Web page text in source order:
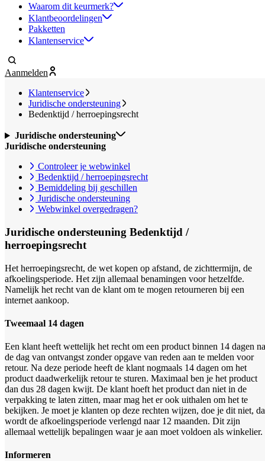
Waarom dit keurmerk?
Klantbeoordelingen
Pakketten
Klantenservice
Aanmelden
Klantenservice
Juridische ondersteuning
Bedenktijd / herroepingsrecht
Juridische ondersteuning
Juridische ondersteuning
Controleer je webwinkel
Bedenktijd / herroepingsrecht
Bemiddeling bij geschillen
Juridische ondersteuning
Webwinkel overgedragen?
Juridische ondersteuning Bedenktijd /
herroepingsrecht
Het herroepingsrecht, de wet kopen op afstand, de zichttermijn, de
afkoelingsperiode. Het zijn allemaal benamingen voor hetzelfde.
Namelijk het recht van de klant om te mogen retourneren bij een
internet aankoop.
Tweemaal 14 dagen
Een klant heeft wettelijk het recht om een product binnen 14 dagen na
de dag van ontvangst zonder opgave van reden aan te melden voor
retour. Na deze periode heeft de klant nogmaals 14 dagen om het
product daadwerkelijk retour te sturen. Maximaal ben je het product
dan dus 28 dagen kwijt. De klant hoeft het product dan niet in de
verpakking te laten zitten, maar mag het er ook uithalen om het te
bekijken. Je moet je klanten op deze rechten wijzen, doe je dit niet,
wordt de afkoelingsperiode verlengd naar 12 maanden. Dit zijn
allemaal wettelijk bepalingen waar je aan moet voldoen als winkelier.
Informeren